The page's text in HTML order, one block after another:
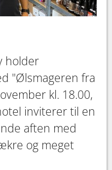
holder
"Ølsmageren fra
kl. 18.00,
inviterer til en
aften med
og meget